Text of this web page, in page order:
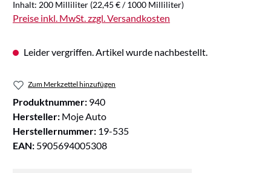
Inhalt: 200 Milliliter (22,45 € / 1000 Milliliter)
Preise inkl. MwSt. zzgl. Versandkosten
Leider vergriffen. Artikel wurde nachbestellt.
Zum Merkzettel hinzufügen
Produktnummer: 940
Hersteller: Moje Auto
Herstellernummer: 19-535
EAN: 5905694005308